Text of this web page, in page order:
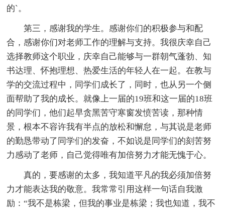
的`。
第三，感谢我的学生。感谢你们的积极参与和配
合，感谢你们对老师工作的理解与支持。我很庆幸自己
选择教师这个职业，庆幸自己能够与一群朝气蓬勃、知
书达理、怀抱理想、热爱生活的年轻人在一起。在教与
学的交流过程中，同学们成长了，同时，也从另一个侧
面帮助了我的成长。就像上一届的19班和这一届的18班
的同学们，他们起早贪黑苦守寒窗发愤苦读，那种情
景，根本不容许我有半点的放松和懈怠，与其说是老师
的勤恳带动了同学们的发奋，不如说是同学们的刻苦努
力感动了老师，自己觉得唯有加倍努力才能无愧于心。
真的，要感谢的太多，我知道平凡的我必须加倍努
力才能表达我的敬意。我常常引用这样一句话自我激
励：“我不是栋梁，但我的事业是栋梁；我也知道，我不